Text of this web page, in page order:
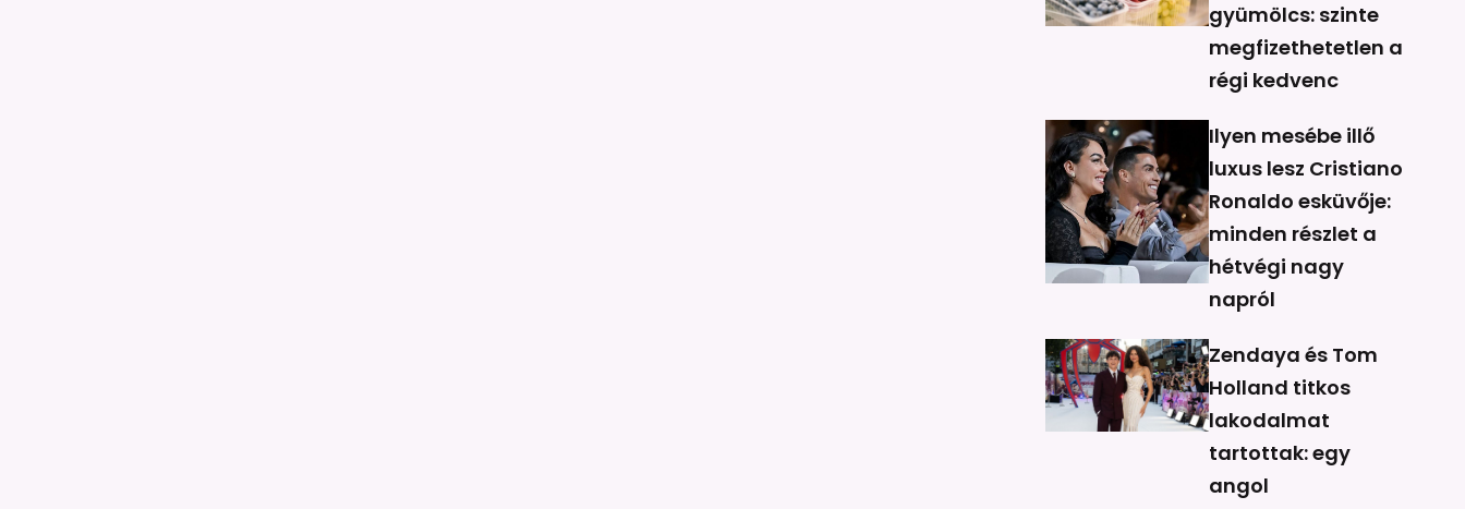
gyümölcs: szinte
megfizethetetlen a
régi kedvenc
Ilyen mesébe illő
luxus lesz Cristiano
Ronaldo esküvője:
minden részlet a
hétvégi nagy
napról
Zendaya és Tom
Holland titkos
lakodalmat
tartottak: egy
angol